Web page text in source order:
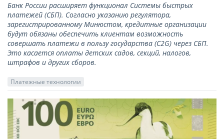
Банк России расширяет функционал Системы быстрых
платежей (СБП). Согласно указанию регулятора,
зарегистрированному Минюстом, кредитные организации
будут обязаны обеспечить клиентам возможность
совершать платежи в пользу государства (С2G) через СБП.
Это касается оплаты детских садов, секций, налогов,
штрафов и других сборов.
Платежные технологии